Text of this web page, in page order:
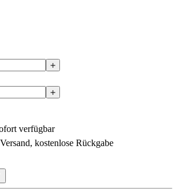
verfügbar
kostenlose Rückgabe